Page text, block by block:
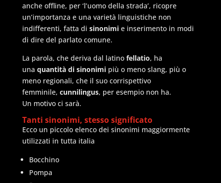
anche offline, per ‘l’uomo della strada’, ricopre
un’importanza e una varietà linguistiche non
indifferenti, fatta di sinonimie inserimento in modi
di dire del parlato comune.
La parola, che deriva dal latino fellatio, ha
una quantità di sinonimipiù o meno slang, più o
meno regionali, che il suo corrispettivo
femminile, cunnilingus, per esempio non ha.
Un motivo ci sarà.
Tanti sinonimi, stesso significato
Ecco un piccolo elenco dei sinonimi maggiormente
utilizzati in tutta italia
Bocchino
Pompa